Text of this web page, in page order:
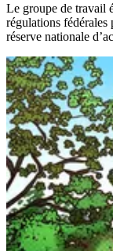
Le groupe de travail
régulations fédérales
réserve nationale